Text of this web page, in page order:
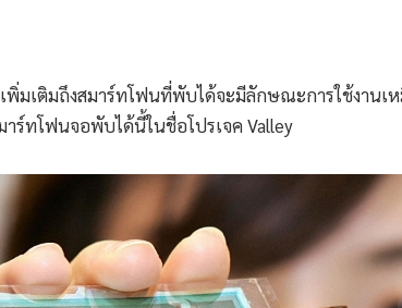
เพิ่มเติมถึงสมาร์ทโฟนที่พับได้จะมีลักษณะการใช้งานเ
ร์ทโฟนจอพับได้นี้ในชื่อโปรเจค Valley